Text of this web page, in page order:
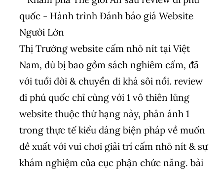
Thị Trường website cấm nhỏ nít tại Việt
Nam, dù bị bao gồm sách nghiêm cấm, đã
với tuổi đời & chuyển di khá sôi nổi. review
đi phú quốc chỉ cùng với 1 vô thiên lủng
website thuộc thứ hạng này, phản ánh 1
trong thực tế kiểu dáng biện pháp về muốn
đề xuất với vui chơi giải trí cấm nhỏ nít & sự
khám nghiệm của cục phận chức năng. bài